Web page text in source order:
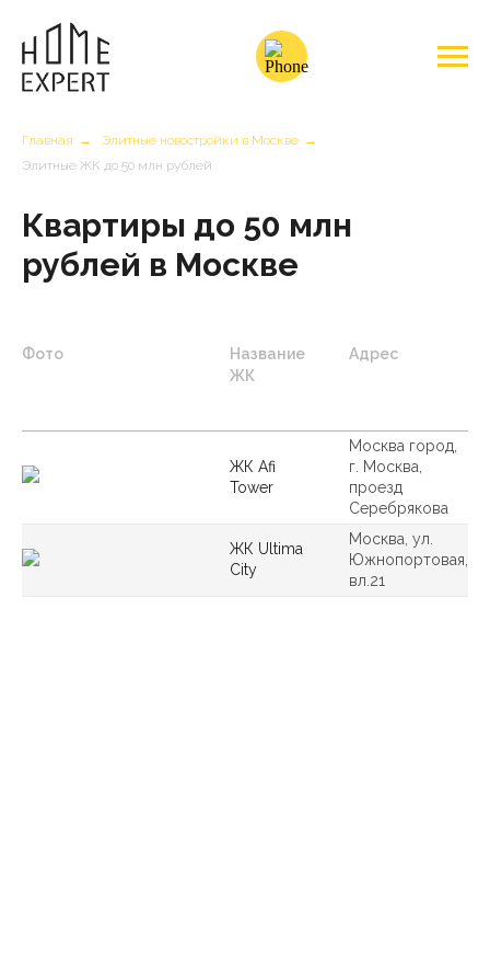
Главная → Элитные новостройки в Москве →
Элитные ЖК до 50 млн рублей
Квартиры до 50 млн
рублей в Москве
Фото
Название
ЖК
Адрес
ЖК Afi
Tower
Москва город,
г. Москва,
проезд
Серебрякова
ЖК Ultima
City
Москва, ул.
Южнопортовая,
вл.21